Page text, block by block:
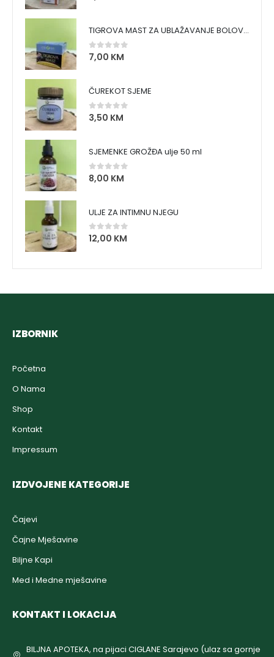
TIGROVA MAST ZA UBLAŽAVANJE BOLOVA I ZAGRIJAVANJE MIŠIĆA
0 out of 5
7,00 KM
ČUREKOT SJEME
0 out of 5
3,50 KM
SJEMENKE GROŽĐA ulje 50 ml
0 out of 5
8,00 KM
ULJE ZA INTIMNU NJEGU
0out of 5
12,00 KM
IZBORNIK
Početna
O Nama
Shop
Kontakt
Impressum
IZDVOJENE KATEGORIJE
Čajevi
Čajne Mješavine
Biljne Kapi
Med i Medne mješavine
KONTAKT I LOKACIJA
BILJNA APOTEKA, na pijaci CIGLANE Sarajevo (ulaz sa gornje